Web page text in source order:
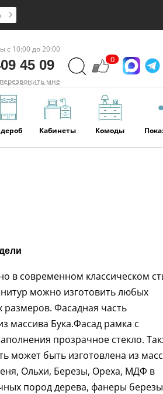
с 10:00 до 20:00
45 09
перезвонить мне
0
Кабинеты Комоды
в современном классическом
можно изготовить любых
размеров. Фасадная часть
массива Бука.Фасад рамка с
прозрачное стекло.
может быть изготовлена из
Ольхи, Березы, Ореха, МДФ в
пород дерева, фанеры